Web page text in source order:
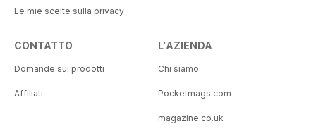
Le mie scelte sulla privacy
CONTATTO
Domande sui prodotti
Affiliati
L'AZIENDA
Chi siamo
Pocketmags.com
magazine.co.uk